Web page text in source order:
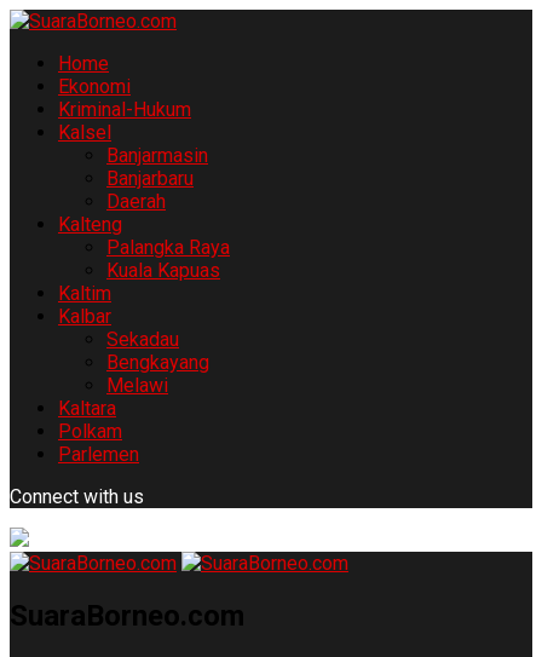
Home
Ekonomi
Kriminal-Hukum
Kalsel
Banjarmasin
Banjarbaru
Daerah
Kalteng
Palangka Raya
Kuala Kapuas
Kaltim
Kalbar
Sekadau
Bengkayang
Melawi
Kaltara
Polkam
Parlemen
Connect with us
SuaraBorneo.com